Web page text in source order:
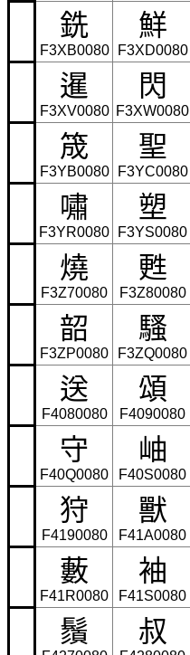
銑
F3XB0080
鮮
F3XD0080
暹
F3XV0080
閃
F3XW0080
筬
F3YB0080
聖
F3YC0080
嘯
F3YR0080
塑
F3YS0080
燒
F3Z70080
甦
F3Z80080
韶
F3ZP0080
騷
F3ZQ0080
送
F4080080
頌
F4090080
守
F40Q0080
岫
F40S0080
狩
F4190080
獸
F41A0080
藪
F41R0080
袖
F41S0080
鬚 叔